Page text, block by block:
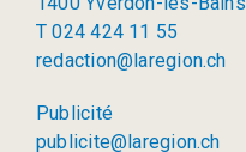
T 024 424 11 55
redaction@laregion.ch
Publicité
publicite@laregion.ch